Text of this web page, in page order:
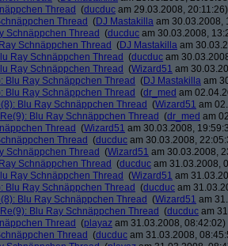
Thread (ducduc am 29.03.2008, 20:11:26)
Thread (DJ Mastakilla am 30.03.2008,
Schnäppchen Thread (ducduc am 30.03.2008,
Schnäppchen Thread (DJ Mastakilla am
Ray Schnäppchen Thread (ducduc am
Ray Schnäppchen Thread (Wizard51 am
Blu Ray Schnäppchen Thread (DJ Mastakilla am
Blu Ray Schnäppchen Thread (dr_med am
Blu Ray Schnäppchen Thread (Wizard51 am
Re(9): Blu Ray Schnäppchen Thread (dr_med am
Thread (Wizard51 am 30.03.2008,
Thread (ducduc am 30.03.2008,
Schnäppchen Thread (Wizard51 am 30.03.2008,
Schnäppchen Thread (ducduc am 31.03.2008,
Ray Schnäppchen Thread (Wizard51 am
Blu Ray Schnäppchen Thread (ducduc am
Blu Ray Schnäppchen Thread (Wizard51 am
Re(9): Blu Ray Schnäppchen Thread (ducduc am
Thread (playaz am 31.03.2008, 08:42:02)
Thread (ducduc am 31.03.2008,